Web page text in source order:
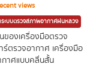
views
ะบบตรวจสภาพอากาศฝนหลวง
องเครื่องมือตรวจ
ตรวจอากาศ เครื่องมือ
กาศแบบคลื่นสั้น